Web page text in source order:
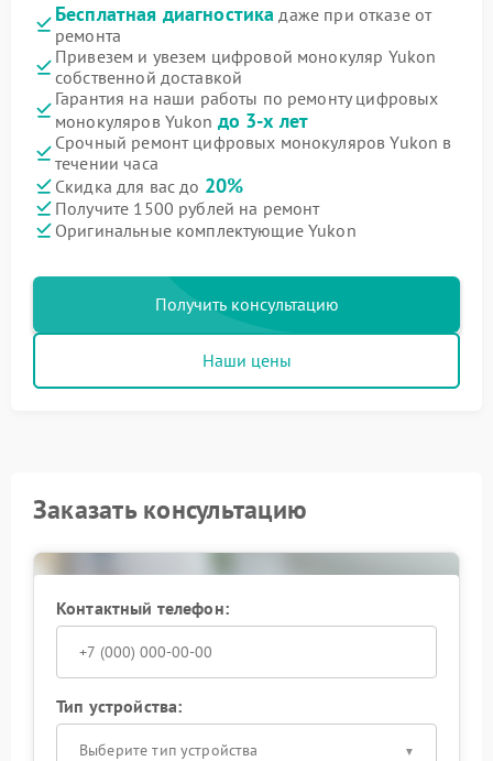
Бесплатная диагностика даже при отказе от
ремонта
Привезем и увезем цифровой монокуляр Yukon
собственной доставкой
Гарантия на наши работы по ремонту цифровых
монокуляров Yukon до 3-х лет
Срочный ремонт цифровых монокуляров Yukon в
течении часа
Скидка для вас до 20%
Получите 1500 рублей на ремонт
Оригинальные комплектующие Yukon
Получить консультацию
Наши цены
Заказать консультацию
Контактный телефон:
Тип устройства:
Выберите тип устройства